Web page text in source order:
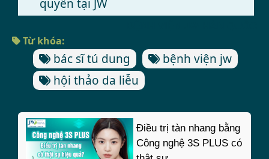
quyền tại JW
Từ khóa:
bác sĩ tú dung
bệnh viện jw
hội thảo da liễu
Điều trị tàn nhang bằng
Công nghệ 3S PLUS có